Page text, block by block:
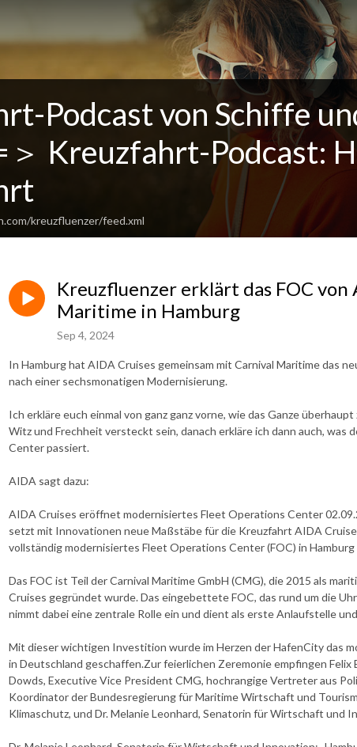
Podcast von Schiffe
＞ Kreuzfahrt-Podcast:
kreuzfluenzer/feed.xml
Kreuzfluenzer erklärt das FOC von
Maritime in Hamburg
Sep 4, 2024
In Hamburg hat AIDA Cruises gemeinsam mit Carnival Maritime das
nach einer sechsmonatigen Modernisierung.
Ich erkläre euch einmal von ganz ganz vorne, wie das Ganze
Witz und Frechheit versteckt sein, danach erkläre ich dann auch, was
Center passiert.
AIDA sagt dazu:
AIDA Cruises eröffnet modernisiertes Fleet Operations Center
setzt mit Innovationen neue Maßstäbe für die Kreuzfahrt AIDA
vollständig modernisiertes Fleet Operations Center (FOC) in
Das FOC ist Teil der Carnival Maritime GmbH (CMG), die 2015 als
Cruises gegründet wurde. Das eingebettete FOC, das rund um die
nimmt dabei eine zentrale Rolle ein und dient als erste Anlaufstelle
Mit dieser wichtigen Investition wurde im Herzen der HafenCity das
in Deutschland geschaffen.Zur feierlichen Zeremonie empfingen
Dowds, Executive Vice President CMG, hochrangige Vertreter aus
Koordinator der Bundesregierung für Maritime Wirtschaft und
Klimaschutz, und Dr. Melanie Leonhard, Senatorin für Wirtschaft und